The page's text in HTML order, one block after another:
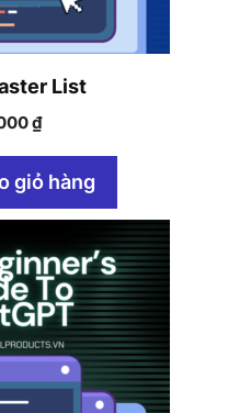
List
₫
giỏ hàng